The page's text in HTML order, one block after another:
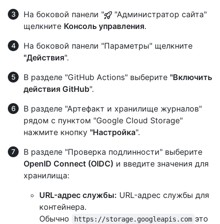
На боковой панели "
"Администратор сайта"
щелкните Консоль управления.
На боковой панели "Параметры" щелкните
"Действия".
В разделе "GitHub Actions" выберите "Включить
действия GitHub".
В разделе "Артефакт и хранилище журналов"
рядом с пунктом "Google Cloud Storage"
нажмите кнопку "Настройка".
В разделе "Проверка подлинности" выберите
OpenID Connect (OIDC) и введите значения для
хранилища:
URL-адрес службы: URL-адрес службы для
контейнера.
Обычно
https://storage.googleapis.com это